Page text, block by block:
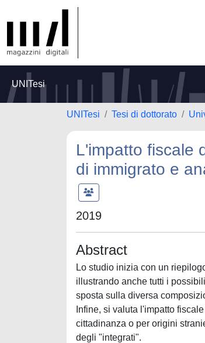
UNITesi
UNITesi Tesi di dottorato
L'impatto fiscale
di immigrato e
2019
Abstract
Lo studio inizia con un
illustrando anche tutti i
sposta sulla diversa
Infine, si valuta l'impatto
cittadinanza o per origini
degli "integrati".